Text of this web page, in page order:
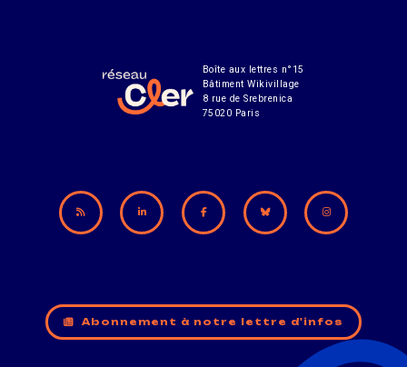
Boîte aux lettres n°15
Bâtiment Wikivillage
8 rue de Srebrenica
75020 Paris
Abonnement à notre lettre d'infos